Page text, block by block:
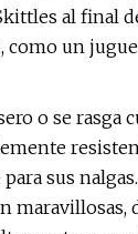
al final
como un
o se rasga
sus
maravillosas,